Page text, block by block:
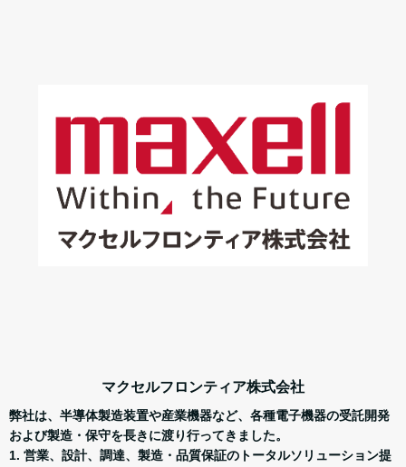
マクセルフロンティア株式会社
弊社は、半導体製造装置や産業機器など、各種電子機器の受託開発
および製造・保守を長きに渡り行ってきました。
1. 営業、設計、調達、製造・品質保証のトータルソリューション提